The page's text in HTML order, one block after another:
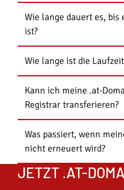
Internet. In diesem
Aspekte, die Sie mit der
positiv beeinflussen
Wie lange dauert es,
ist?
Wie lange ist die
Kann ich meine .at-
Registrar transferieren?
Was passiert, wenn
nicht erneuert wird?
JETZT .AT-